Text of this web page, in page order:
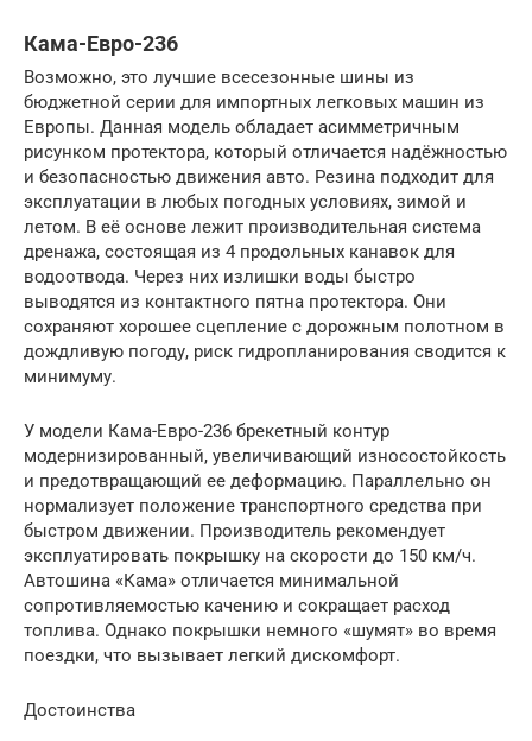
Кама-Евро-236
Возможно, это лучшие всесезонные шины из
бюджетной серии для импортных легковых машин из
Европы. Данная модель обладает асимметричным
рисунком протектора, который отличается надёжностью
и безопасностью движения авто. Резина подходит для
эксплуатации в любых погодных условиях, зимой и
летом. В её основе лежит производительная система
дренажа, состоящая из 4 продольных канавок для
водоотвода. Через них излишки воды быстро
выводятся из контактного пятна протектора. Они
сохраняют хорошее сцепление с дорожным полотном в
дождливую погоду, риск гидропланирования сводится к
минимуму.
У модели Кама-Евро-236 брекетный контур
модернизированный, увеличивающий износостойкость
и предотвращающий ее деформацию. Параллельно он
нормализует положение транспортного средства при
быстром движении. Производитель рекомендует
эксплуатировать покрышку на скорости до 150 км/ч.
Автошина «Кама» отличается минимальной
сопротивляемостью качению и сокращает расход
топлива. Однако покрышки немного «шумят» во время
поездки, что вызывает легкий дискомфорт.
Достоинства